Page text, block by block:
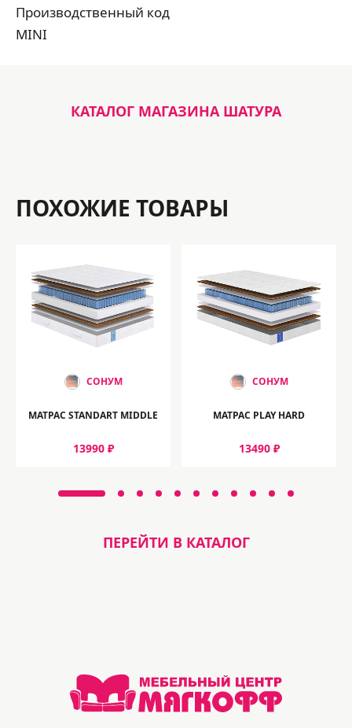
Производственный код
MINI
КАТАЛОГ МАГАЗИНА ШАТУРА
ПОХОЖИЕ ТОВАРЫ
СОНУМ
МАТРАС STANDART MIDDLE
13990 ₽
СОНУМ
МАТРАС PLAY HARD
13490 ₽
ПЕРЕЙТИ В КАТАЛОГ